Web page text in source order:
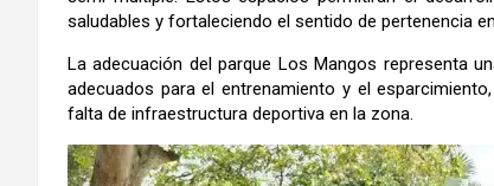
saludables y fortaleciendo el sentido de pertenencia
La adecuación del parque Los Mangos representa
adecuados para el entrenamiento y el
falta de infraestructura deportiva en la zona.